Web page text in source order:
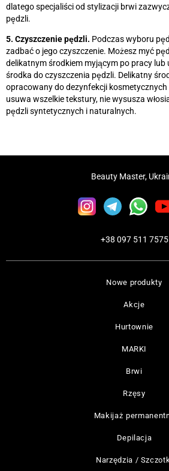
dlatego specjaliści od stylizacji brwi
pędzli.
5. Czyszczenie pędzli. Podczas wyboru
zadbać o jego czyszczenie. Możesz myć
delikatnym środkiem myjącym po pracy lub
środka do czyszczenia pędzli. Delikatny
opracowany do dezynfekcji
usuwa wszelkie tekstury, nie wysusza
pędzli syntetycznych i naturalnych.
Nowe produkty
Akcje
Hurtownie
MARKI
Brwi
Rzęsy
Makijaż
Depilacja
Narzędzia /
Beauty Master,
+38 097 511 7575